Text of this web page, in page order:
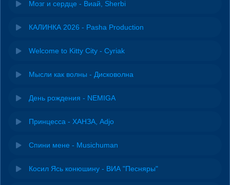
Мозг и сердце - Виай, Sherbi
КАЛИНКА 2026 - Pasha Production
Welcome to Kitty City - Cyriak
Мысли как волны - Дисковолна
День рождения - NEMIGA
Принцесса - ХАНЗА, Adjo
Спини мене - Musichuman
Косил Ясь конюшину - ВИА "Песняры"